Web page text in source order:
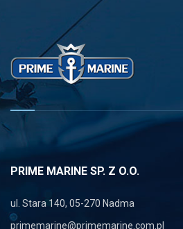
PRIME MARINE SP. Z O.O.
ul. Stara 140, 05-270 Nadma
primemarine@primemarine.com.pl